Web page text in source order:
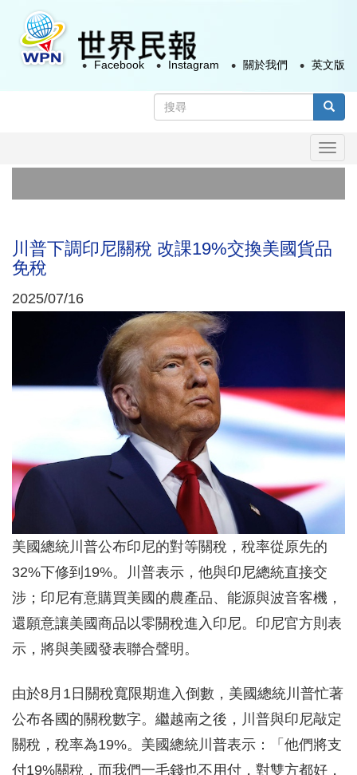
容
搜
尋
Facebook Instagram 關於我們 英文版
川普下調印尼關稅 改課19%交換美國貨品
免稅
2025/07/16
美國總統川普公布印尼的對等關稅，稅率從原先的
32%下修到19%。川普表示，他與印尼總統直接交
涉；印尼有意購買美國的農產品、能源與波音客機，
還願意讓美國商品以零關稅進入印尼。印尼官方則表
示，將與美國發表聯合聲明。
由於8月1日關稅寬限期進入倒數，美國總統川普忙著
公布各國的關稅數字。繼越南之後，川普與印尼敲定
關稅，稅率為19%。美國總統川普表示：「他們將支
付19%關稅，而我們一毛錢也不用付，對雙方都好，